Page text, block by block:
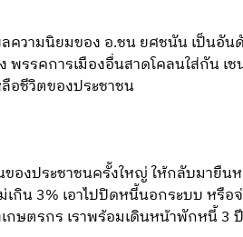
วามนิยมของ อ.ชน ยศชนัน เป็นอัน
พรรคการเมืองอื่นสาดโคลนใส่กัน เ
ลือชีวิตของประชาชน
องประชาชนครั้งใหญ่ ให้กลับมายืน
กิน 3% เอาไปปิดหนี้นอกระบบ หรือ
ษตรกร เราพร้อมเดินหน้าพักหนี้ 3